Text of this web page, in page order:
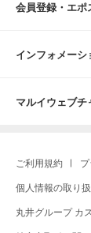
会員登録・エポ
インフォメーシ
マルイウェブチ
ご利用規約
個人情報の取り
丸井グループ カ